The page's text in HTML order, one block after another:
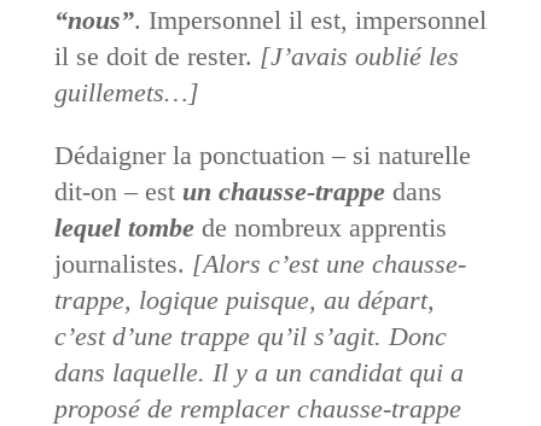
“nous”. Impersonnel il est, impersonnel
il se doit de rester. [J’avais oublié les
guillemets…]
Dédaigner la ponctuation – si naturelle
dit-on – est un chausse-trappedans
lequel tombede nombreux apprentis
journalistes. [Alors c’est une chausse-
trappe, logique puisque, au départ,
c’est d’une trappe qu’il s’agit. Donc
dans laquelle. Il y a un candidat qui a
proposé de remplacer chausse-trappe